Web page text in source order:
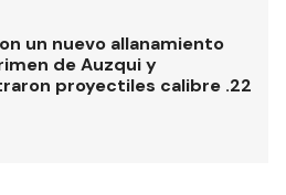
un nuevo allanamiento
de Auzqui y
proyectiles calibre .22